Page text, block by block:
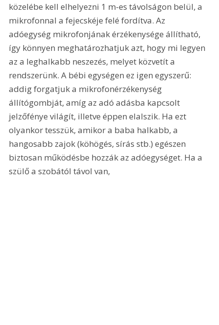
közelébe kell elhelyezni 1 m-es távolságon belül, a
mikrofonnal a fejecskéje felé fordítva. Az
adóegység mikrofonjának érzékenysége állítható,
így könnyen meghatározhatjuk azt, hogy mi legyen
az a leghalkabb neszezés, melyet közvetít a
rendszerünk. A bébi egységen ez igen egyszerű:
addig forgatjuk a mikrofonérzékenység
állítógombját, amíg az adó adásba kapcsolt
jelzőfénye világít, illetve éppen elalszik. Ha ezt
olyankor tesszük, amikor a baba halkabb, a
hangosabb zajok (köhögés, sírás stb.) egészen
biztosan működésbe hozzák az adóegységet. Ha a
szülő a szobától távol van,